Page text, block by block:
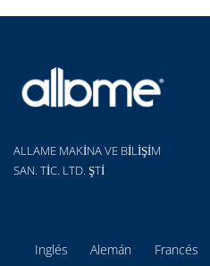
ALLAME MAKİNA VE BİLİŞİM
SAN. TİC. LTD. ŞTİ
Inglés Alemán Francés